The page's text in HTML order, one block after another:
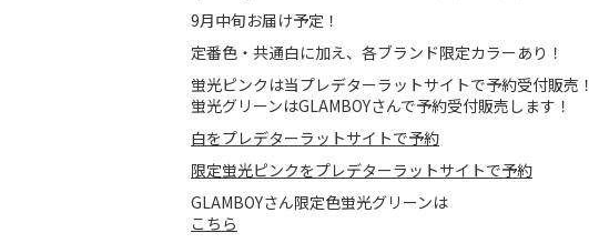
9月中旬お届け予定！
定番色・共通白に加え、各ブランド限定カラーあり！
蛍光ピンクは当プレデターラットサイトで予約受付販売！
蛍光グリーンはGLAMBOYさんで予約受付販売します！
白をプレデターラットサイトで予約
限定蛍光ピンクをプレデターラットサイトで予約
GLAMBOYさん限定色蛍光グリーンは
こちら